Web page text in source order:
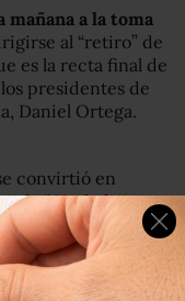
a la toma
al “retiro” de
es la recta final de
presidentes de
Daniel Ortega.
convirtió en
“Ciudad
su salida al
de la
que en su